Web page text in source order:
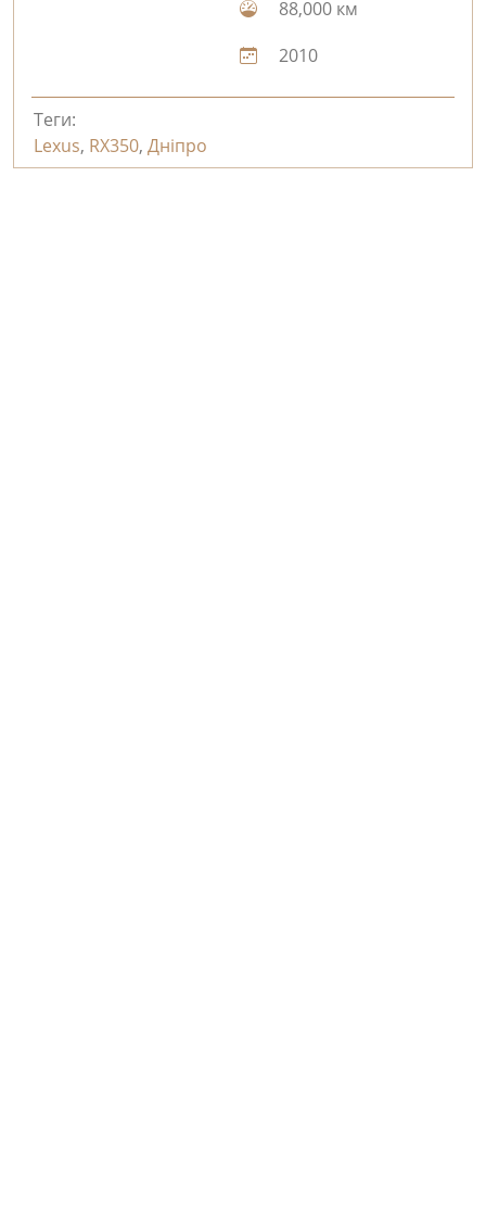
88,000 км
2010
Теги:
Lexus, RX350, Дніпро